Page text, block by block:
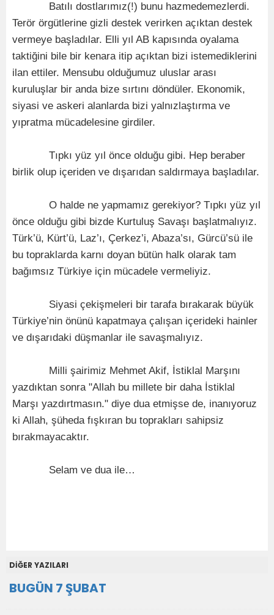
Batılı dostlarımız(!) bunu hazmedemezlerdi.
Terör örgütlerine gizli destek verirken açıktan destek
vermeye başladılar. Elli yıl AB kapısında oyalama
taktiğini bile bir kenara itip açıktan bizi istemediklerini
ilan ettiler. Mensubu olduğumuz uluslar arası
kuruluşlar bir anda bize sırtını döndüler. Ekonomik,
siyasi ve askeri alanlarda bizi yalnızlaştırma ve
yıpratma mücadelesine girdiler.
Tıpkı yüz yıl önce olduğu gibi. Hep beraber
birlik olup içeriden ve dışarıdan saldırmaya başladılar.
O halde ne yapmamız gerekiyor? Tıpkı yüz yıl
önce olduğu gibi bizde Kurtuluş Savaşı başlatmalıyız.
Türk’ü, Kürt’ü, Laz’ı, Çerkez’i, Abaza’sı, Gürcü’sü ile
bu topraklarda karnı doyan bütün halk olarak tam
bağımsız Türkiye için mücadele vermeliyiz.
Siyasi çekişmeleri bir tarafa bırakarak büyük
Türkiye’nin önünü kapatmaya çalışan içerideki hainler
ve dışarıdaki düşmanlar ile savaşmalıyız.
Milli şairimiz Mehmet Akif, İstiklal Marşını
yazdıktan sonra "Allah bu millete bir daha İstiklal
Marşı yazdırtmasın." diye dua etmişse de, inanıyoruz
ki Allah, şüheda fışkıran bu toprakları sahipsiz
bırakmayacaktır.
Selam ve dua ile…
DİĞER YAZILARI
BUGÜN 7 ŞUBAT